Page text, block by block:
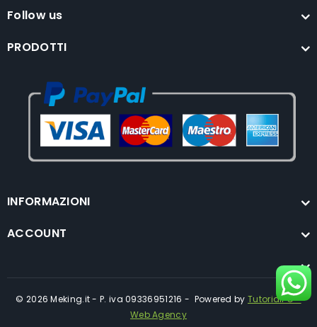
Follow us
PRODOTTI
INFORMAZIONI
ACCOUNT
© 2026 Meking.it - P. iva 09336951216 - Powered by TutorialPC -
Web Agency